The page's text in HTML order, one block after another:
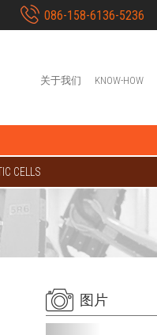
086-158-6136-5236
关于我们 KNOW-HOW
CELLS
图片